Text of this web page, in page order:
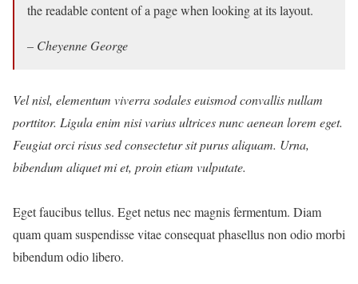
the readable content of a page when looking at its layout.
– Cheyenne George
Vel nisl, elementum viverra sodales euismod convallis nullam
porttitor. Ligula enim nisi varius ultrices nunc aenean lorem eget.
Feugiat orci risus sed consectetur sit purus aliquam. Urna,
bibendum aliquet mi et, proin etiam vulputate.
Eget faucibus tellus. Eget netus nec magnis fermentum. Diam
quam quam suspendisse vitae consequat phasellus non odio morbi
bibendum odio libero.